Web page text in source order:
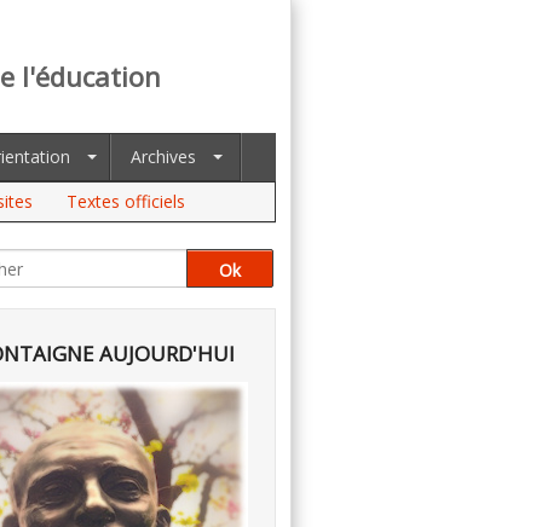
l'éducation
Archives
Textes officiels
AUJOURD'HUI